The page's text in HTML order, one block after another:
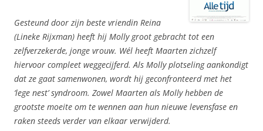
Gesteund door zijn beste vriendin Reina
(Lineke Rijxman) heeft hij Molly groot gebracht tot een
zelfverzekerde, jonge vrouw. Wél heeft Maarten zichzelf
hiervoor compleet weggecijferd. Als Molly plotseling aankondigt
dat ze gaat samenwonen, wordt hij geconfronteerd met het
‘lege nest’ syndroom. Zowel Maarten als Molly hebben de
grootste moeite om te wennen aan hun nieuwe levensfase en
raken steeds verder van elkaar verwijderd.